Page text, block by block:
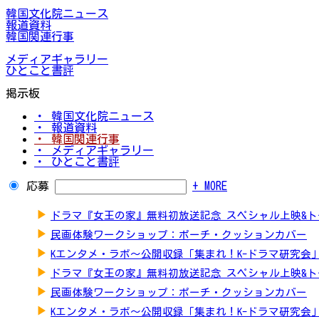
韓国文化院ニュース
報道資料
韓国関連行事
メディアギャラリー
ひとこと書評
掲示板
・ 韓国文化院ニュース
・ 報道資料
・ 韓国関連行事
・ メディアギャラリー
・ ひとこと書評
応募 + MORE
▶ ドラマ『女王の家』無料初放送記念 スペシャル上映&
▶ 民画体験ワークショップ：ポーチ・クッションカバー
▶ Kエンタメ・ラボ～公開収録「集まれ！K-ドラマ研究会」
▶ ドラマ『女王の家』無料初放送記念 スペシャル上映&
▶ 民画体験ワークショップ：ポーチ・クッションカバー
▶ Kエンタメ・ラボ～公開収録「集まれ！K-ドラマ研究会」